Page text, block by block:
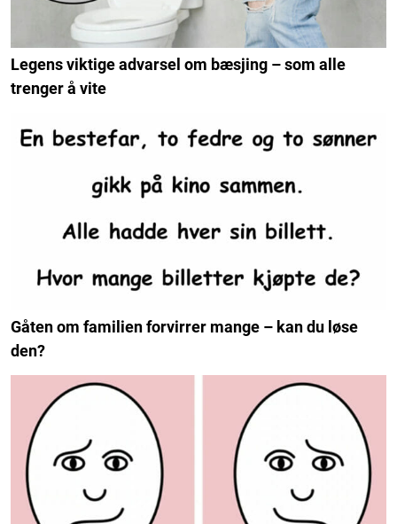
Legens viktige advarsel om bæsjing – som alle
trenger å vite
Gåten om familien forvirrer mange – kan du løse
den?